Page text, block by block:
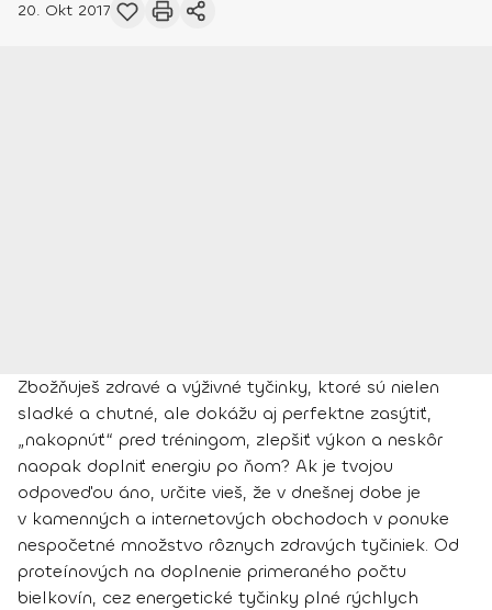
20. Okt 2017
Zbožňuješ zdravé a výživné tyčinky, ktoré sú nielen
sladké a chutné, ale dokážu aj perfektne zasýtiť,
„nakopnúť“ pred tréningom, zlepšiť výkon a neskôr
naopak doplniť energiu po ňom? Ak je tvojou
odpoveďou áno, určite vieš, že v dnešnej dobe je
v kamenných a internetových obchodoch v ponuke
nespočetné množstvo rôznych zdravých tyčiniek. Od
proteínových na doplnenie primeraného počtu
bielkovín, cez energetické tyčinky plné rýchlych